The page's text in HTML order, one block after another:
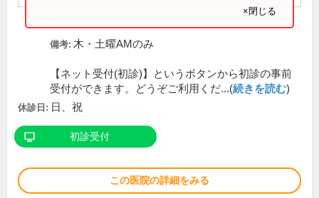
×閉じる
備考: 木・土曜AMのみ
【ネット受付(初診)】というボタンから初診の事前
受付ができます。どうぞご利用くだ...(続きを読む)
休診日: 日、祝
初診受付
この医院の詳細をみる